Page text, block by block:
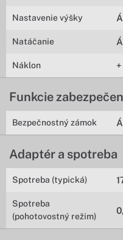
Nastavenie výšky
Natáčanie
Náklon
Funkcie
Bezpečnostný zámok
Adaptér a spotreba
Spotreba (typická)
Spotreba
(pohotovostný režim)